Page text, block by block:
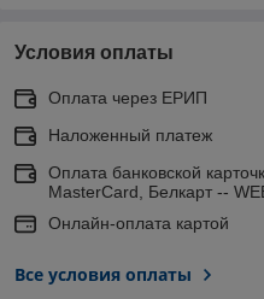
Условия оплаты
Оплата через ЕРИП
Наложенный платеж
Оплата банковской
MasterCard, Белкарт --
Онлайн-оплата картой
Все условия оплаты